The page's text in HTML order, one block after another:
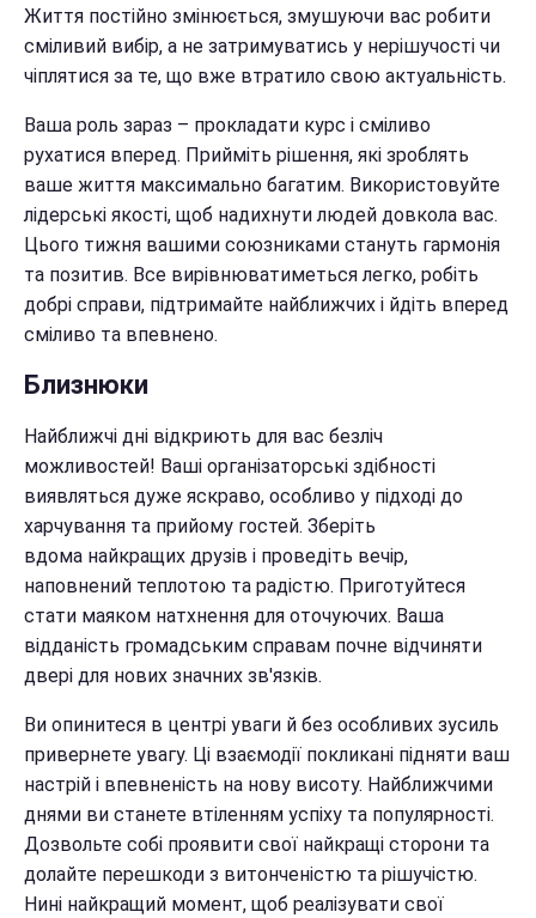
Життя постійно змінюється, змушуючи вас робити
сміливий вибір, а не затримуватись у нерішучості чи
чіплятися за те, що вже втратило свою актуальність.
Ваша роль зараз – прокладати курс і сміливо
рухатися вперед. Прийміть рішення, які зроблять
ваше життя максимально багатим. Використовуйте
лідерські якості, щоб надихнути людей довкола вас.
Цього тижня вашими союзниками стануть гармонія
та позитив. Все вирівнюватиметься легко, робіть
добрі справи, підтримайте найближчих і йдіть вперед
сміливо та впевнено.
Близнюки
Найближчі дні відкриють для вас безліч
можливостей! Ваші організаторські здібності
виявляться дуже яскраво, особливо у підході до
харчування та прийому гостей. Зберіть
вдома найкращих друзів і проведіть вечір,
наповнений теплотою та радістю. Приготуйтеся
стати маяком натхнення для оточуючих. Ваша
відданість громадським справам почне відчиняти
двері для нових значних зв'язків.
Ви опинитеся в центрі уваги й без особливих зусиль
привернете увагу. Ці взаємодії покликані підняти ваш
настрій і впевненість на нову висоту. Найближчими
днями ви станете втіленням успіху та популярності.
Дозвольте собі проявити свої найкращі сторони та
долайте перешкоди з витонченістю та рішучістю.
Нині найкращий момент, щоб реалізувати свої